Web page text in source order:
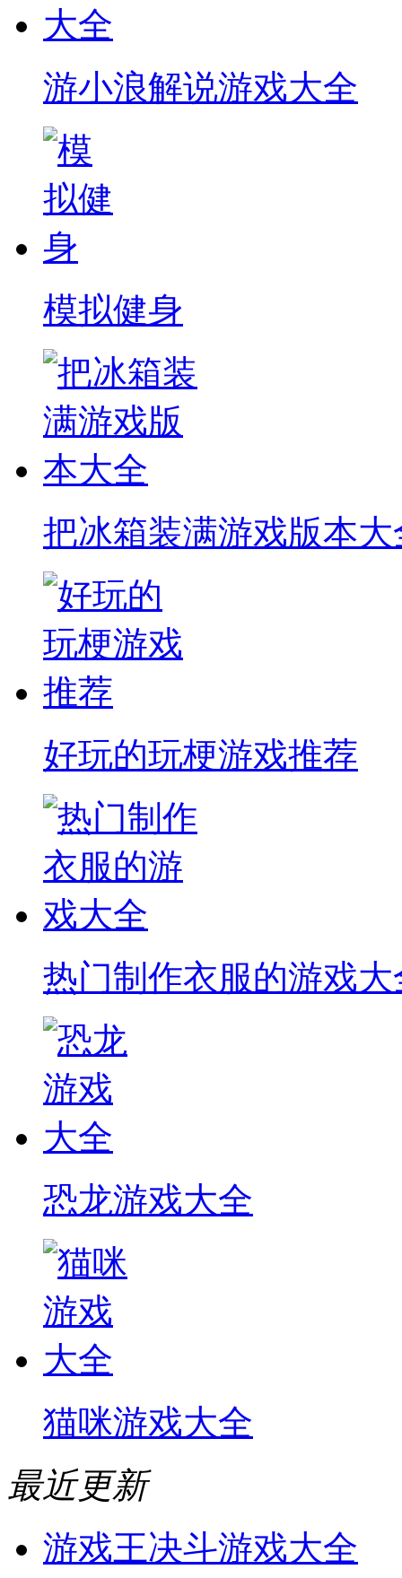
游小浪解说游戏大全
模拟健身
把冰箱装满游戏版本大
好玩的玩梗游戏推荐
热门制作衣服的游戏大
恐龙游戏大全
猫咪游戏大全
最近更新
游戏王决斗游戏大全